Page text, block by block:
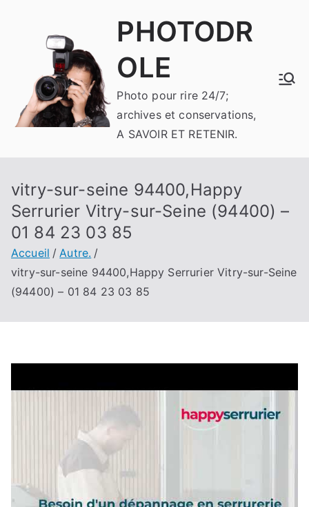
PHOTODR
OLE
Photo pour rire 24/7;
archives et conservations,
A SAVOIR ET RETENIR.
vitry-sur-seine 94400,Happy
Serrurier Vitry-sur-Seine (94400) –
01 84 23 03 85
Accueil
Autre.
vitry-sur-seine 94400,Happy Serrurier Vitry-sur-Seine
(94400) – 01 84 23 03 85